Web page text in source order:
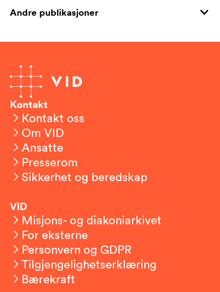
Andre publikasjoner
Kontakt
Kontakt oss
Om VID
Ansatte
Presserom
Sikkerhet og beredskap
VID
Misjons- og diakoniarkivet
For eksterne
Personvern og GDPR
Tilgjengelighetserklæring
Bærekraft